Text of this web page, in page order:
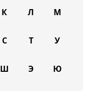
К Л М
С Т У
Ш Э Ю